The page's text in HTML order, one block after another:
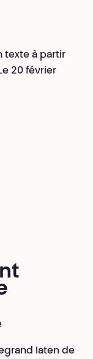
texte à partir
20 février
laten de